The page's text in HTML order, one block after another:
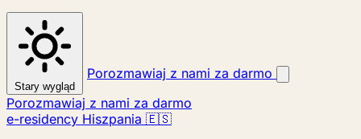
Stary wygląd
Porozmawiaj z nami za darmo
Porozmawiaj z nami za darmo
e-residency Hiszpania 🇪🇸